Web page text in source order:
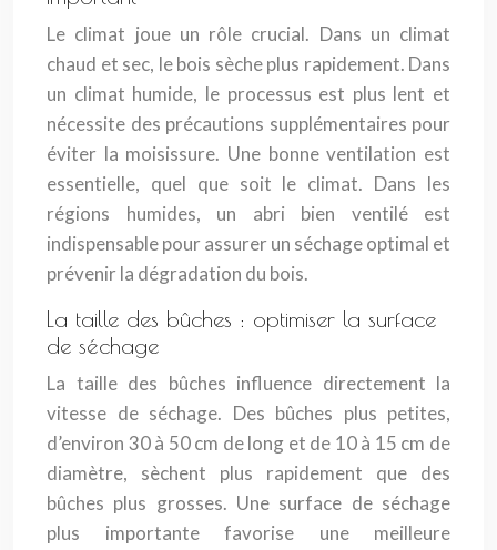
Le climat joue un rôle crucial. Dans un climat
chaud et sec, le bois sèche plus rapidement. Dans
un climat humide, le processus est plus lent et
nécessite des précautions supplémentaires pour
éviter la moisissure. Une bonne ventilation est
essentielle, quel que soit le climat. Dans les
régions humides, un abri bien ventilé est
indispensable pour assurer un séchage optimal et
prévenir la dégradation du bois.
La taille des bûches : optimiser la surface
de séchage
La taille des bûches influence directement la
vitesse de séchage. Des bûches plus petites,
d’environ 30 à 50 cm de long et de 10 à 15 cm de
diamètre, sèchent plus rapidement que des
bûches plus grosses. Une surface de séchage
plus importante favorise une meilleure